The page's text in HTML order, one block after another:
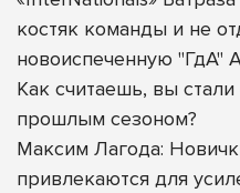
костяк команды и не
новоиспеченную "ГдА"
Как считаешь, вы
прошлым сезоном?
Максим Лагода:
привлекаются для